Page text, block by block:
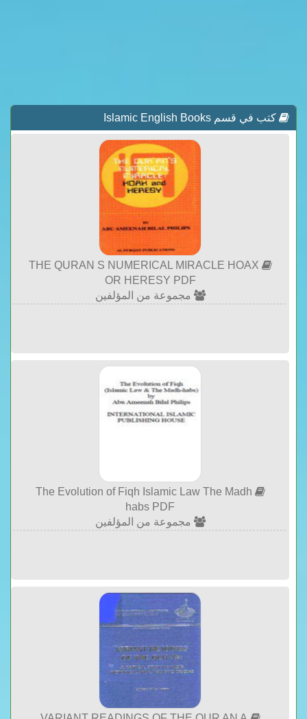
كتب في قسم Islamic English Books
THE QURAN S NUMERICAL MIRACLE HOAX
OR HERESY PDF
مجموعة من المؤلفين
The Evolution of Fiqh Islamic Law The Madh
habs PDF
مجموعة من المؤلفين